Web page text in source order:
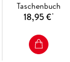
Taschenbuch
18,95 €*